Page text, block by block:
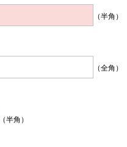
（半角）
（全角）
（半角）